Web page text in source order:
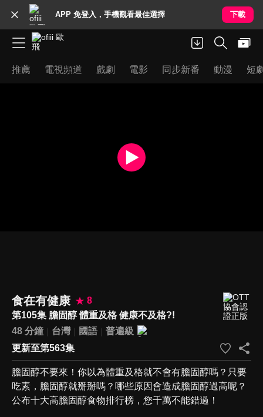
APP 免登入，手機觀看最佳選擇 下載
推薦 電視頻道 戲劇 電影 同步新番 動漫 短
食在有健康
8
第105集 膽固醇 體重及格 健康不及格?!
48 分鐘
台灣 國語
普遍級
更新至第563集
膽固醇不要來！你以為體重及格就不會有膽固醇嗎？只要
吃素，膽固醇就掰掰嗎？哪些原因會造成膽固醇過高呢？
公布十大高膽固醇食物排行榜，您千萬不能錯過！